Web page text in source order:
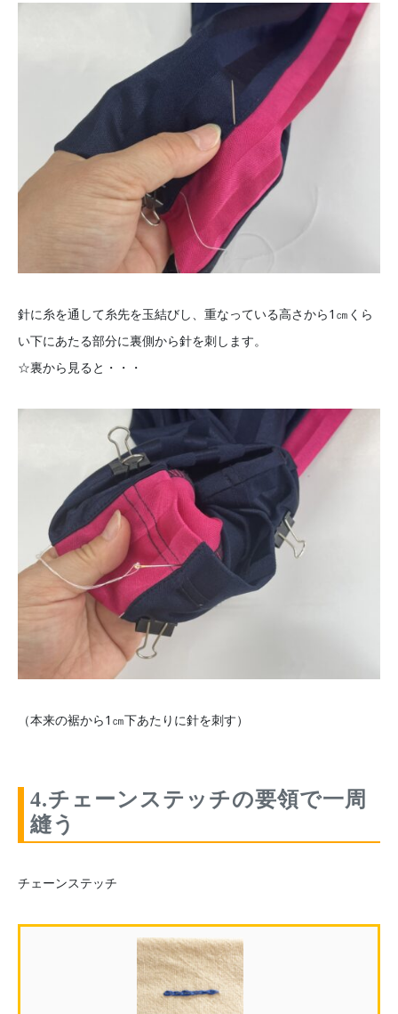
針に糸を通して糸先を玉結びし、重なっている高さから1㎝くら
い下にあたる部分に裏側から針を刺します。
☆裏から見ると・・・
（本来の裾から1㎝下あたりに針を刺す）
4.チェーンステッチの要領で一周
縫う
チェーンステッチ